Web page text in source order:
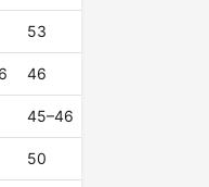
53
46
45–46
50